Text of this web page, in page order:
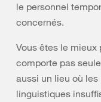
le personnel
concernés.
Vous êtes le mieux
comporte pas
aussi un lieu où
linguistiques